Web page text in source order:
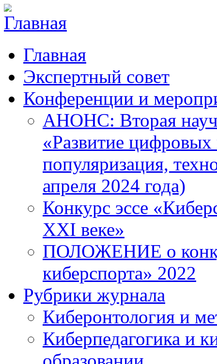
Главная
Экспертный совет
Конференции и
АНОНС: Вторая
«Развитие цифровых
популяризация,
апреля 2024 года)
Конкурс эссе
XXI веке»
ПОЛОЖЕНИЕ о
киберспорта» 2022
Рубрики журнала
Киберонтология и
Киберпедагогика и